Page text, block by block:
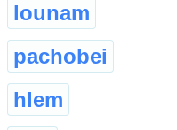
lounam
pachobei
hlem